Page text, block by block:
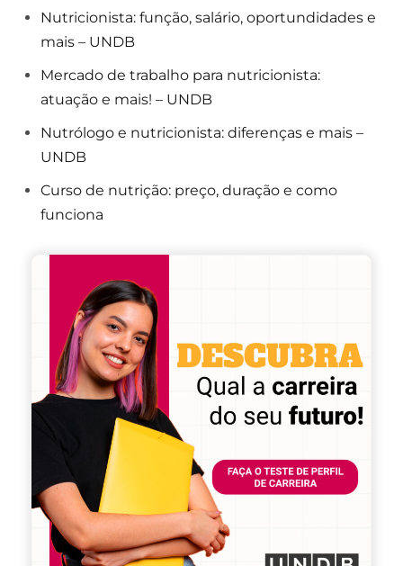
Nutricionista: função, salário, oportundidades e
mais – UNDB
Mercado de trabalho para nutricionista:
atuação e mais! – UNDB
Nutrólogo e nutricionista: diferenças e mais –
UNDB
Curso de nutrição: preço, duração e como
funciona